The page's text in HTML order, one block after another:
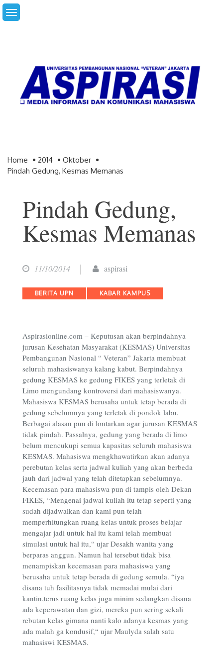
Skip
to
Home 2014
Oktober
Pindah Gedung, Kesmas Memanas
Pindah Gedung,
Kesmas Memanas
11/10/2014 aspirasi
Categories
BERITA UPN KABAR KAMPUS
Aspirasionline.com – Keputusan akan berpindahnya
jurusan Kesehatan Masyarakat (KESMAS) Universitas
Pembangunan Nasional “ Veteran” Jakarta membuat
seluruh mahasiswanya kalang kabut. Berpindahnya
gedung KESMAS ke gedung FIKES yang terletak di
Limo mengundang kontroversi dari mahasiswanya.
Mahasiswa KESMAS berusaha untuk tetap berada di
gedung sebelumnya yang terletak di pondok labu.
Berbagai alasan pun di lontarkan agar jurusan KESMAS
tidak pindah. Passalnya, gedung yang berada di limo
belum mencukupi semua kapasitas seluruh mahasiswa
KESMAS. Mahasiswa mengkhawatirkan akan adanya
perebutan kelas serta jadwal kuliah yang akan berbeda
jauh dari jadwal yang telah ditetapkan sebelumnya.
Kecemasan para mahasiswa pun di tampis oleh Dekan
FIKES, “Mengenai jadwal kuliah itu tetap seperti yang
sudah dijadwalkan dan kami pun telah
memperhitungkan ruang kelas untuk proses belajar
mengajar jadi untuk hal itu kami telah membuat
simulasi untuk hal itu,“ ujar Desakh wanita yang
berparas anggun. Namun hal tersebut tidak bisa
menampiskan kecemasan para mahasiswa yang
berusaha untuk tetap berada di gedung semula. “iya
disana tuh fasilitasnya tidak memadai mulai dari
kantin,terus ruang kelas juga minim sedangkan disana
ada keperawatan dan gizi, mereka pun sering sekali
rebutan kelas gimana nanti kalo adanya kesmas yang
ada malah ga kondusif,“ ujar Maulyda salah satu
mahasiswi KESMAS.